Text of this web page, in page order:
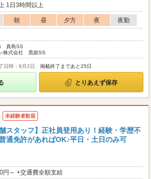
1日3時間以上
朝 昼 夕方 夜
夜勤
真島SS
株式会社 黒姫SS
日時：9月2日 掲載終了まであと25日
とりあえず保存
未経験者歓迎
舗スタッフ】正社員登用あり！経験・学歴不
通免許があればOK♪平日・土日のみ可
円～ +交通費全額支給